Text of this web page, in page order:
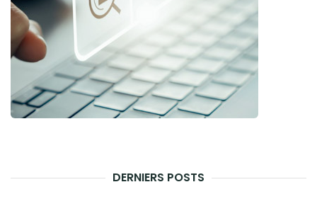
DERNIERS POSTS